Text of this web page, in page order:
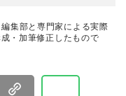
と「お役立ち情報」を厳
・高橋咲彩を中心に、11
集部と専門家による実際
・加筆修正したもので